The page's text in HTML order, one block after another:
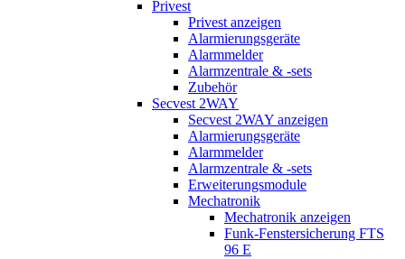
Privest
Privest anzeigen
Alarmierungsgeräte
Alarmmelder
Alarmzentrale & -sets
Zubehör
Secvest 2WAY
Secvest 2WAY anzeigen
Alarmierungsgeräte
Alarmmelder
Alarmzentrale & -sets
Erweiterungsmodule
Mechatronik
Mechatronik anzeigen
Funk-Fenstersicherung FTS
96 E